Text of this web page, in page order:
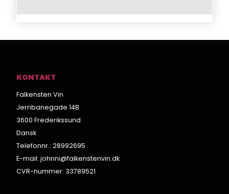
KONTAKT
Falkensten Vin
Jernbanegade 14B
3600 Frederikssund
Dansk
Telefonnr.: 28992695
E-mail: johnni@falkenstenvin.dk
CVR-nummer: 33789521